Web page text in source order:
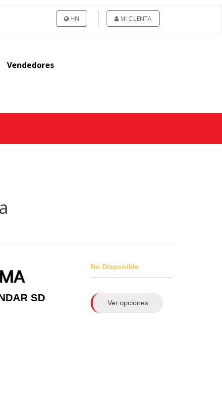
HN MI CUENTA
Vendedores
SD
No Disponible
Ver opciones